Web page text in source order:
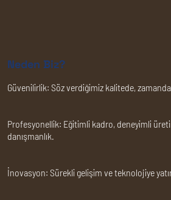
Neden Biz?
Güvenilirlik: Söz verdiğimiz kalitede,
Profesyonellik: Eğitimli kadro, deneyimli
danışmanlık.
İnovasyon: Sürekli gelişim ve teknolojiye